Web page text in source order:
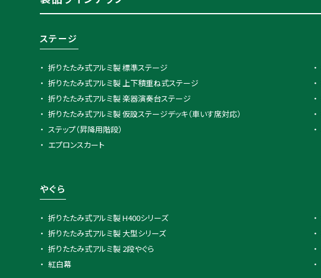
ステージ
折りたたみ式アルミ製 標準ステージ
折りたたみ式アルミ製 上下積重ね式ステージ
折りたたみ式アルミ製 楽器演奏台ステージ
折りたたみ式アルミ製 仮設ステージデッキ（車いす席対応）
ステップ（昇降用階段）
エプロンスカート
やぐら
折りたたみ式アルミ製 H400シリーズ
折りたたみ式アルミ製 大型シリーズ
折りたたみ式アルミ製 2段やぐら
紅白幕